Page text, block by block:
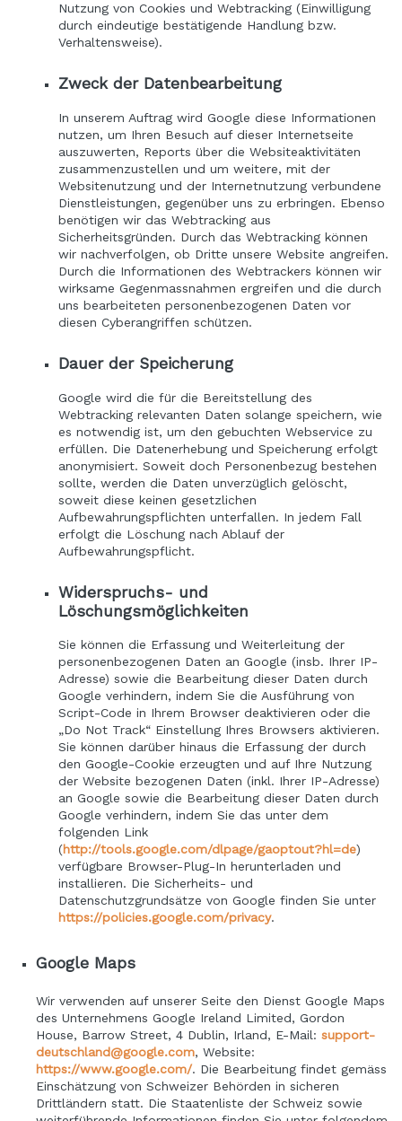
Nutzung von Cookies und Webtracking (Einwilligung
durch eindeutige bestätigende Handlung bzw.
Verhaltensweise).
Zweck der Datenbearbeitung
In unserem Auftrag wird Google diese Informationen
nutzen, um Ihren Besuch auf dieser Internetseite
auszuwerten, Reports über die Websiteaktivitäten
zusammenzustellen und um weitere, mit der
Websitenutzung und der Internetnutzung verbundene
Dienstleistungen, gegenüber uns zu erbringen. Ebenso
benötigen wir das Webtracking aus
Sicherheitsgründen. Durch das Webtracking können
wir nachverfolgen, ob Dritte unsere Website angreifen.
Durch die Informationen des Webtrackers können wir
wirksame Gegenmassnahmen ergreifen und die durch
uns bearbeiteten personenbezogenen Daten vor
diesen Cyberangriffen schützen.
Dauer der Speicherung
Google wird die für die Bereitstellung des
Webtracking relevanten Daten solange speichern, wie
es notwendig ist, um den gebuchten Webservice zu
erfüllen. Die Datenerhebung und Speicherung erfolgt
anonymisiert. Soweit doch Personenbezug bestehen
sollte, werden die Daten unverzüglich gelöscht,
soweit diese keinen gesetzlichen
Aufbewahrungspflichten unterfallen. In jedem Fall
erfolgt die Löschung nach Ablauf der
Aufbewahrungspflicht.
Widerspruchs- und
Löschungsmöglichkeiten
Sie können die Erfassung und Weiterleitung der
personenbezogenen Daten an Google (insb. Ihrer IP-
Adresse) sowie die Bearbeitung dieser Daten durch
Google verhindern, indem Sie die Ausführung von
Script-Code in Ihrem Browser deaktivieren oder die
„Do Not Track“ Einstellung Ihres Browsers aktivieren.
Sie können darüber hinaus die Erfassung der durch
den Google-Cookie erzeugten und auf Ihre Nutzung
der Website bezogenen Daten (inkl. Ihrer IP-Adresse)
an Google sowie die Bearbeitung dieser Daten durch
Google verhindern, indem Sie das unter dem
folgenden Link
(http://tools.google.com/dlpage/gaoptout?hl=de)
verfügbare Browser-Plug-In herunterladen und
installieren. Die Sicherheits- und
Datenschutzgrundsätze von Google finden Sie unter
https://policies.google.com/privacy.
Google Maps
Wir verwenden auf unserer Seite den Dienst Google Maps
des Unternehmens Google Ireland Limited, Gordon
House, Barrow Street, 4 Dublin, Irland, E-Mail: support-
deutschland@google.com, Website:
https://www.google.com/. Die Bearbeitung findet gemäss
Einschätzung von Schweizer Behörden in sicheren
Drittländern statt. Die Staatenliste der Schweiz sowie